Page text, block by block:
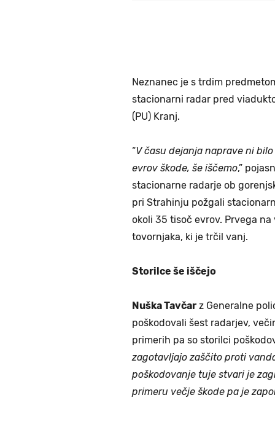
Neznanec je s trdim
stacionarni radar pred
(PU) Kranj.
“V času dejanja naprave ni
evrov škode, še iščemo,”
stacionarne radarje ob
pri Strahinju požgali
okoli 35 tisoč evrov. Prvega
tovornjaka, ki je trčil vanj.
Storilce še iščejo
Nuška Tavčar z Generalne
poškodovali šest radarjev,
primerih pa so storilci
zagotavljajo zaščito proti
poškodovanje tuje stvari je
primeru večje škode pa je